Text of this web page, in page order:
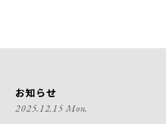
お知らせ
2025.12.15 Mon.